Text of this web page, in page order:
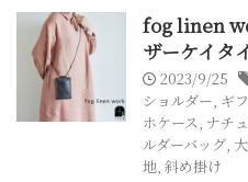
fog linen
ザーケイタ
2023/9/25
ショルダー, ギ
ホケース, ナチ
ルダーバッグ,
地, 斜め掛け